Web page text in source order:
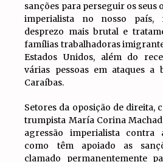
sanções para perseguir os seus
imperialista no nosso país,
desprezo mais brutal e
famílias trabalhadoras
Estados Unidos, além do
várias pessoas em ataques
Caraíbas.
Setores da oposição de direita,
trumpista María Corina
agressão imperialista contra
como têm apoiado as
clamado permanentemente